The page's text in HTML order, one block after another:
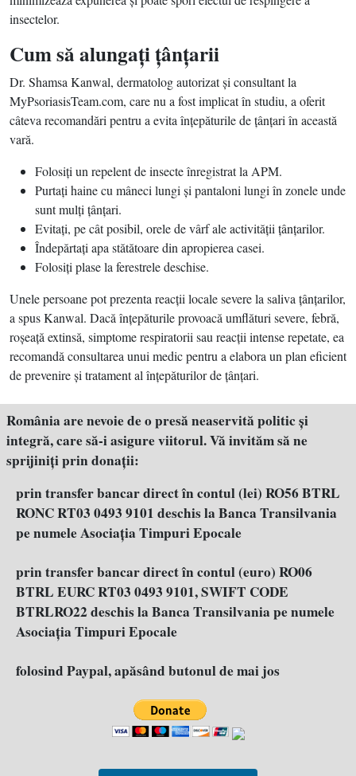
insectelor.
Cum să alungaţi ţânţarii
Dr. Shamsa Kanwal, dermatolog autorizat şi consultant la
MyPsoriasisTeam.com, care nu a fost implicat în studiu, a oferit
câteva recomandări pentru a evita înţepăturile de ţânţari în această
vară.
Folosiţi un repelent de insecte înregistrat la APM.
Purtaţi haine cu mâneci lungi şi pantaloni lungi în zonele unde
sunt mulţi ţânţari.
Evitaţi, pe cât posibil, orele de vârf ale activităţii ţânţarilor.
Îndepărtaţi apa stătătoare din apropierea casei.
Folosiţi plase la ferestrele deschise.
Unele persoane pot prezenta reacţii locale severe la saliva ţânţarilor,
a spus Kanwal. Dacă înţepăturile provoacă umflături severe, febră,
roşeaţă extinsă, simptome respiratorii sau reacţii intense repetate, ea
recomandă consultarea unui medic pentru a elabora un plan eficient
de prevenire şi tratament al înţepăturilor de ţânţari.
România are nevoie de o presă neaservită politic şi
integră, care să-i asigure viitorul. Vă invităm să ne
sprijiniţi prin donaţii:
prin transfer bancar direct în contul (lei) RO56 BTRL
RONC RT03 0493 9101 deschis la Banca Transilvania
pe numele Asociația Timpuri Epocale
prin transfer bancar direct în contul (euro) RO06
BTRL EURC RT03 0493 9101, SWIFT CODE
BTRLRO22 deschis la Banca Transilvania pe numele
Asociația Timpuri Epocale
folosind Paypal, apăsând butonul de mai jos